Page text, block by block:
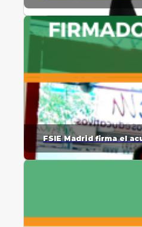
FSIE Madrid firma el